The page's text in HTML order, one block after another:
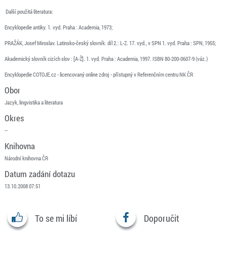
Další použitá literatura:
Encyklopedie antiky. 1. vyd. Praha : Academia, 1973;
PRAŽÁK, Josef Miroslav. Latinsko-český slovník. díl 2.: L-Z. 17. vyd., v SPN 1. vyd. Praha : SPN, 1955;
Akademický slovník cizích slov : [A-Ž]. 1. vyd. Praha : Academia, 1997. ISBN 80-200-0607-9 (váz.)
Encyklopedie COTOJE.cz - licencovaný online zdroj - přístupný v Referenčním centru NK ČR
Obor
Jazyk, lingvistika a literatura
Okres
--
Knihovna
Národní knihovna ČR
Datum zadání dotazu
13.10.2008 07:51
To se mi líbí Doporučit